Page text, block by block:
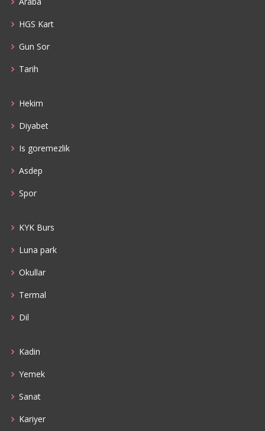
HGS Kart
Gun Sor
Tarih
Hekim
Diyabet
Is goremezlik
Asdep
Spor
KYK Burs
Luna park
Okullar
Termal
Dil
Kadin
Yemek
Sanat
Kariyer